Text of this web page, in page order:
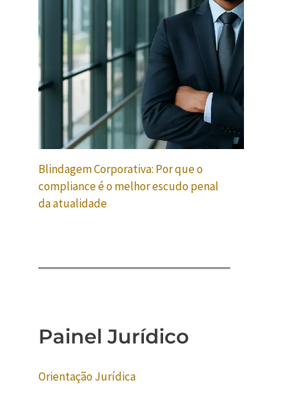
Blindagem Corporativa: Por que o
compliance é o melhor escudo penal
da atualidade
Painel Jurídico
Orientação Jurídica